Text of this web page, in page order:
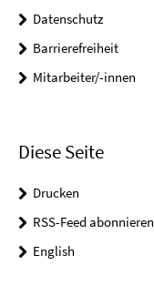
Datenschutz
Barrierefreiheit
Mitarbeiter/-innen
Diese Seite
Drucken
RSS-Feed abonnieren
English